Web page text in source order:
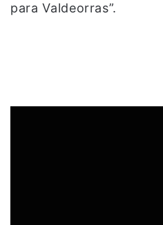
para Valdeorras”.